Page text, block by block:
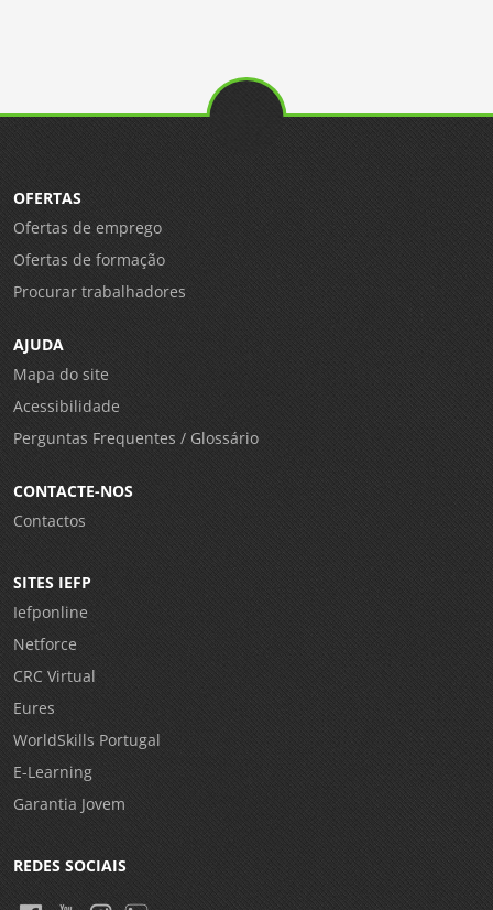
OFERTAS
Ofertas de emprego
Ofertas de formação
Procurar trabalhadores
AJUDA
Mapa do site
Acessibilidade
Perguntas Frequentes / Glossário
CONTACTE-NOS
Contactos
SITES IEFP
Iefponline
Netforce
CRC Virtual
Eures
WorldSkills Portugal
E-Learning
Garantia Jovem
REDES SOCIAIS